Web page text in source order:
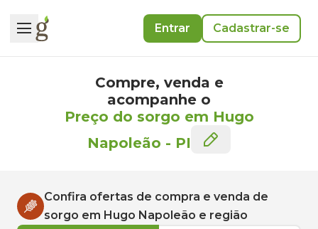
Entrar Cadastrar-se
Compre, venda e
acompanhe o
Preço do sorgo em Hugo
Napoleão - PI
Confira ofertas de compra e venda de
sorgo em Hugo Napoleão e região